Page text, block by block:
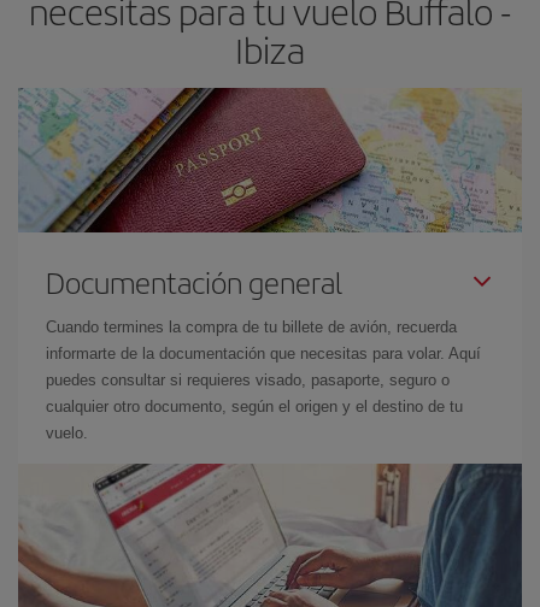
el precio más barato.
necesitas para tu vuelo Buffalo -
Ibiza
Documentación general
Cuando termines la compra de tu billete de avión, recuerda
informarte de la documentación que necesitas para volar. Aquí
puedes consultar si requieres visado, pasaporte, seguro o
cualquier otro documento, según el origen y el destino de tu
vuelo.